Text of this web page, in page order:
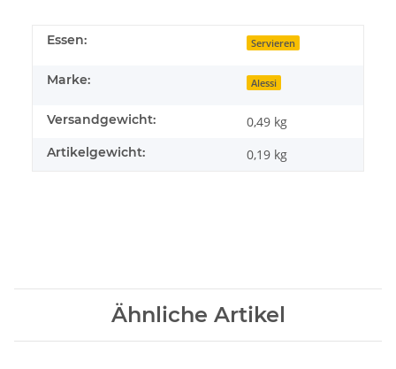
Essen: Servieren
Marke: Alessi
Versandgewicht: 0,49 kg
Artikelgewicht: 0,19 kg
Ähnliche Artikel